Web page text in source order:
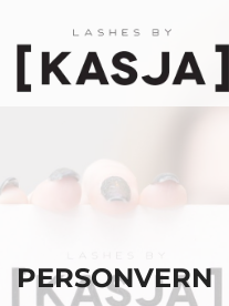
PERSONVERN